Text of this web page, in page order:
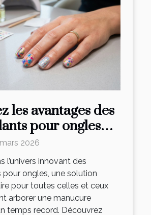
les avantages des
pour ongles
manucure rapide
2026
l’univers innovant des
ongles, une solution
pour toutes celles et ceux
arborer une manucure
temps record. Découvrez